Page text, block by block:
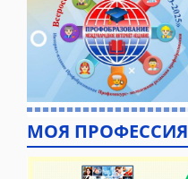
МОЯ ПРОФЕССИЯ